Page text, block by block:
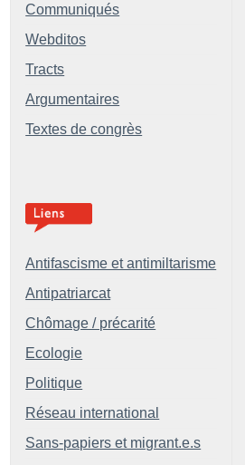
Communiqués
Webditos
Tracts
Argumentaires
Textes de congrès
Antifascisme et antimiltarisme
Antipatriarcat
Chômage / précarité
Ecologie
Politique
Réseau international
Sans-papiers et migrant.e.s